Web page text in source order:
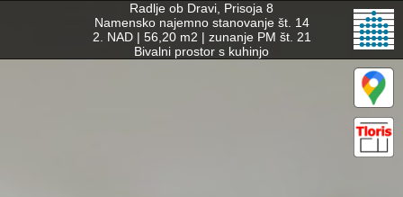
Radlje ob Dravi, Prisoja 8
Namensko najemno stanovanje št. 14
2. NAD | 56,20 m2 | zunanje PM št. 21
Bivalni prostor s kuhinjo